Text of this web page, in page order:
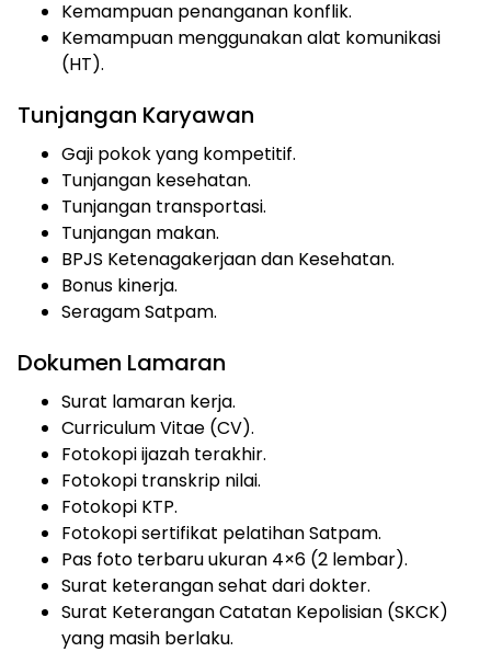
Kemampuan penanganan konflik.
Kemampuan menggunakan alat komunikasi
(HT).
Tunjangan Karyawan
Gaji pokok yang kompetitif.
Tunjangan kesehatan.
Tunjangan transportasi.
Tunjangan makan.
BPJS Ketenagakerjaan dan Kesehatan.
Bonus kinerja.
Seragam Satpam.
Dokumen Lamaran
Surat lamaran kerja.
Curriculum Vitae (CV).
Fotokopi ijazah terakhir.
Fotokopi transkrip nilai.
Fotokopi KTP.
Fotokopi sertifikat pelatihan Satpam.
Pas foto terbaru ukuran 4×6 (2 lembar).
Surat keterangan sehat dari dokter.
Surat Keterangan Catatan Kepolisian (SKCK)
yang masih berlaku.